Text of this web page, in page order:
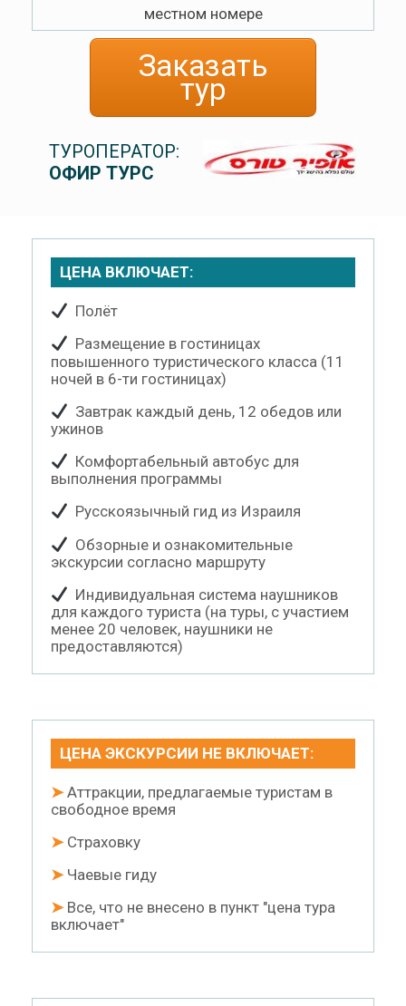
местном номере
Заказать
тур
ТУРОПЕРАТОР:
ОФИР ТУРС
ЦЕНА ВКЛЮЧАЕТ:
Полёт
Размещение в гостиницах
повышенного туристического класса (11
ночей в 6-ти гостиницах)
Завтрак каждый день, 12 обедов или
ужинов
Комфортабельный автобус для
выполнения программы
Русскоязычный гид из Израиля
Обзорные и ознакомительные
экскурсии согласно маршруту
Индивидуальная система наушников
для каждого туриста (на туры, с участием
менее 20 человек, наушники не
предоставляются)
ЦЕНА ЭКСКУРСИИ НЕ ВКЛЮЧАЕТ:
➤Аттракции, предлагаемые туристам в
свободное время
➤Страховку
➤Чаевые гиду
➤Все, что не внесено в пункт "цена тура
включает"